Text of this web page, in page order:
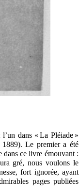
dans « La Pléiade »
1889). Le premier a été
dans ce livre émouvant :
gré, nous voulons le
fort ignorée, ayant
pages publiées